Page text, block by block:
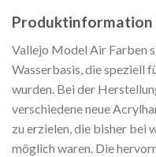
Produktinformation
Vallejo Model Air Farben
Wasserbasis, die speziell
wurden. Bei der
verschiedene neue
zu erzielen, die bisher bei
möglich waren. Die